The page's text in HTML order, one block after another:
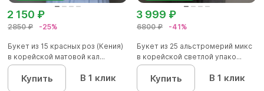
2850 ₽ -25%
2 150 ₽
Букет из 15 красных роз (Кения)
в корейской матовой кал...
Купить В 1 клик
6800 ₽ -41%
3 999 ₽
Букет из 25 альстромерий микс
в корейской светлой упако...
Купить В 1 клик